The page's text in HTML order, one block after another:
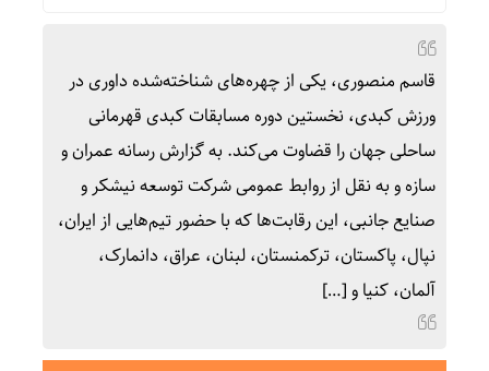
قاسم منصوری، یکی از چهره‌های شناخته‌شده داوری در
ورزش کبدی، نخستین دوره مسابقات کبدی قهرمانی
ساحلی جهان را قضاوت می‌کند. به گزارش رسانه عمران و
سازه و به نقل از روابط‌ عمومی شرکت توسعه نیشکر و
صنایع جانبی، این رقابت‌ها که با حضور تیم‌هایی از ایران،
نپال، پاکستان، ترکمنستان، لبنان، عراق، دانمارک،
آلمان، کنیا و […]